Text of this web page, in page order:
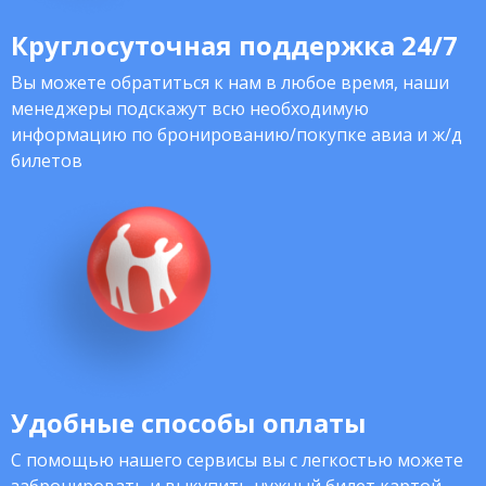
Круглосуточная поддержка 24/7
Вы можете обратиться к нам в любое время, наши
менеджеры подскажут всю необходимую
информацию по бронированию/покупке авиа и ж/д
билетов
Удобные способы оплаты
С помощью нашего сервисы вы с легкостью можете